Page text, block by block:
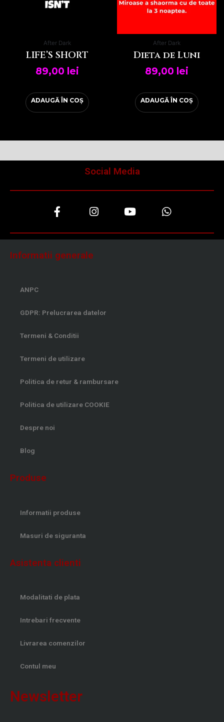
After Dark
LIFE’S SHORT
89,00 lei
ADAUGĂ ÎN COȘ
After Dark
Dieta de Luni
89,00 lei
ADAUGĂ ÎN COȘ
Social Media
a
e
o
n
t
o
t
h
t
Informatii generale
ANPC
GDPR: Prelucrarea datelor
Termeni & Conditii
Termeni de utilizare
Politica de retur & rambursare
Politica de utilizare COOKIE
Despre noi
Blog
Produse
Informatii produse
Masuri de siguranta
Asistenta clienti
Modalitati de plata
Intrebari frecvente
Livrarea comenzilor
Contul meu
Newsletter